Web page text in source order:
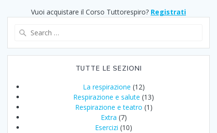
Vuoi acquistare il Corso Tuttorespiro? Registrati
TUTTE LE SEZIONI
La respirazione (12)
Respirazione e salute (13)
Respirazione e teatro (1)
Extra (7)
Esercizi (10)